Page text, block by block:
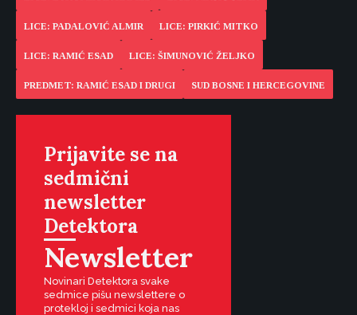
LICE: PADALOVIĆ ALMIR LICE: PIRKIĆ MITKO
LICE: RAMIĆ ESAD LICE: ŠIMUNOVIĆ ŽELJKO
PREDMET: RAMIĆ ESAD I DRUGI SUD BOSNE I HERCEGOVINE
Prijavite se na
sedmični
newsletter
Detektora
Newsletter
Novinari Detektora svake
sedmice pišu newslettere o
protekloj i sedmici koja nas